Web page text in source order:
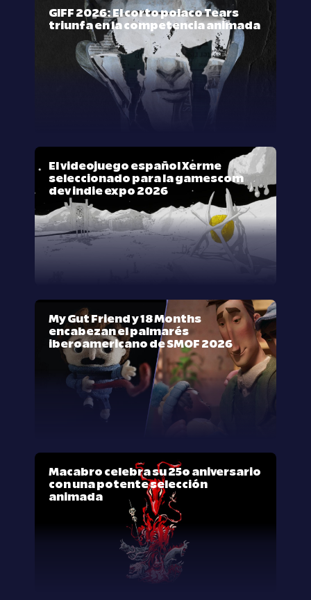
GIFF 2026: El corto polaco Tears
triunfa en la competencia animada
El videojuego español Xerme
seleccionado para la gamescom
dev indie expo 2026
My Gut Friend y 18 Months
encabezan el palmarés
iberoamericano de SMOF 2026
Macabro celebra su 25º aniversario
con una potente selección
animada